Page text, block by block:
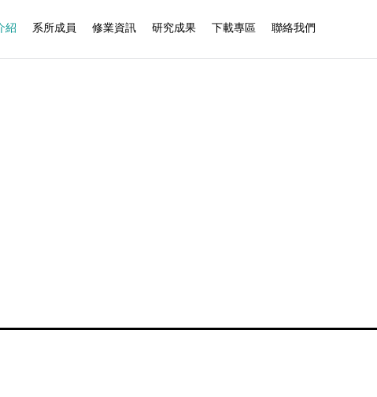
紹 系所成員 修業資訊 研究成果 下載專區 聯絡我們